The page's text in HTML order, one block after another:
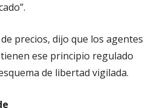
precios, dijo que los agentes
ese principio regulado
de libertad vigilada.